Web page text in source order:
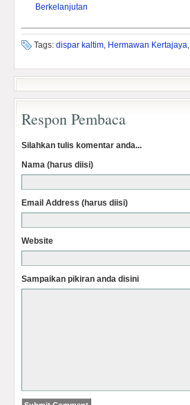
Berkelanjutan
Tags: dispar kaltim, Hermawan Kertajaya,
Respon Pembaca
Silahkan tulis komentar anda...
Nama (harus diisi)
Email Address (harus diisi)
Website
Sampaikan pikiran anda disini